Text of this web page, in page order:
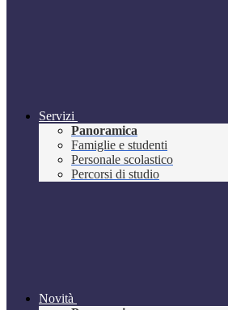
Servizi
Panoramica
Famiglie e studenti
Personale scolastico
Percorsi di studio
Novità